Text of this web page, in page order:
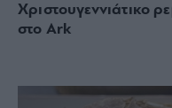
Χριστουγεννιάτικο
στο Ark